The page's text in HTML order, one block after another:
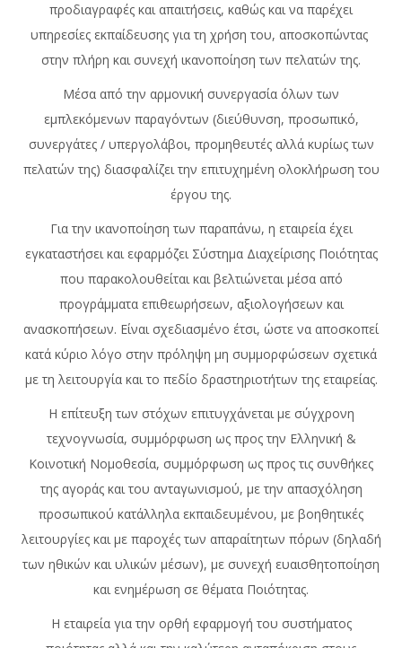
προδιαγραφές και απαιτήσεις, καθώς και να παρέχει
υπηρεσίες εκπαίδευσης για τη χρήση του, αποσκοπώντας
στην πλήρη και συνεχή ικανοποίηση των πελατών της.
Μέσα από την αρμονική συνεργασία όλων των
εμπλεκόμενων παραγόντων (διεύθυνση, προσωπικό,
συνεργάτες / υπεργολάβοι, προμηθευτές αλλά κυρίως των
πελατών της) διασφαλίζει την επιτυχημένη ολοκλήρωση του
έργου της.
Για την ικανοποίηση των παραπάνω, η εταιρεία έχει
εγκαταστήσει και εφαρμόζει Σύστημα Διαχείρισης Ποιότητας
που παρακολουθείται και βελτιώνεται μέσα από
προγράμματα επιθεωρήσεων, αξιολογήσεων και
ανασκοπήσεων. Είναι σχεδιασμένο έτσι, ώστε να αποσκοπεί
κατά κύριο λόγο στην πρόληψη μη συμμορφώσεων σχετικά
με τη λειτουργία και το πεδίο δραστηριοτήτων της εταιρείας.
Η επίτευξη των στόχων επιτυγχάνεται με σύγχρονη
τεχνογνωσία, συμμόρφωση ως προς την Ελληνική &
Κοινοτική Νομοθεσία, συμμόρφωση ως προς τις συνθήκες
της αγοράς και του ανταγωνισμού, με την απασχόληση
προσωπικού κατάλληλα εκπαιδευμένου, με βοηθητικές
λειτουργίες και με παροχές των απαραίτητων πόρων (δηλαδή
των ηθικών και υλικών μέσων), με συνεχή ευαισθητοποίηση
και ενημέρωση σε θέματα Ποιότητας.
Η εταιρεία για την ορθή εφαρμογή του συστήματος